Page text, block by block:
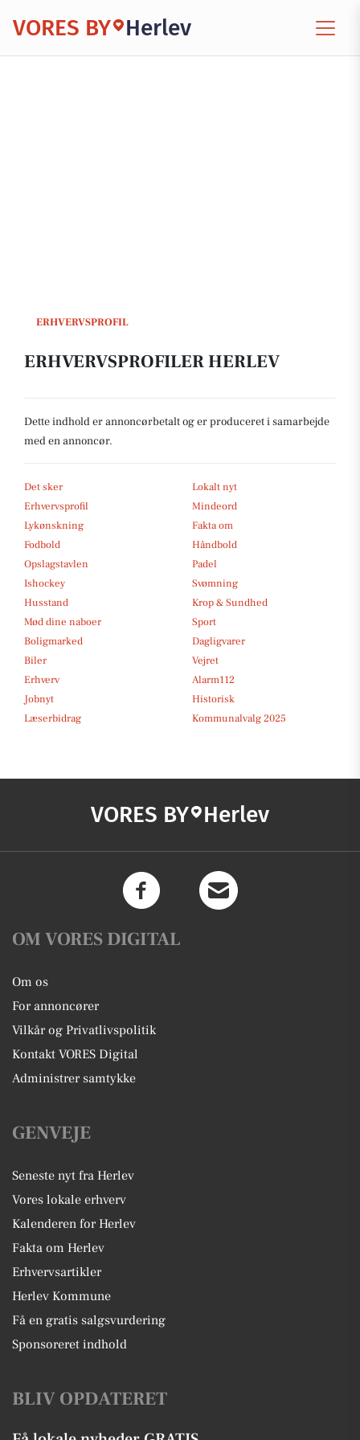
VORES BY Herlev
ERHVERVSPROFIL
ERHVERVSPROFILER HERLEV
Dette indhold er annoncørbetalt og er produceret i samarbejde
med en annoncør.
Det sker
Lokalt nyt
Erhvervsprofil
Mindeord
Lykønskning
Fakta om
Fodbold
Håndbold
Opslagstavlen
Padel
Ishockey
Svømning
Husstand
Krop & Sundhed
Mød dine naboer
Sport
Boligmarked
Dagligvarer
Biler
Vejret
Erhverv
Alarm112
Jobnyt
Historisk
Læserbidrag
Kommunalvalg 2025
VORES BY Herlev
OM VORES DIGITAL
Om os
For annoncører
Vilkår og Privatlivspolitik
Kontakt VORES Digital
Administrer samtykke
GENVEJE
Seneste nyt fra Herlev
Vores lokale erhverv
Kalenderen for Herlev
Fakta om Herlev
Erhvervsartikler
Herlev Kommune
Få en gratis salgsvurdering
Sponsoreret indhold
BLIV OPDATERET